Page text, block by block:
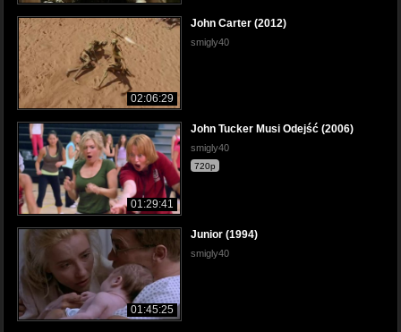
02:06:29
John Carter (2012)
smigly40
01:29:41
John Tucker Musi Odejść (2006)
smigly40
720p
01:45:25
Junior (1994)
smigly40